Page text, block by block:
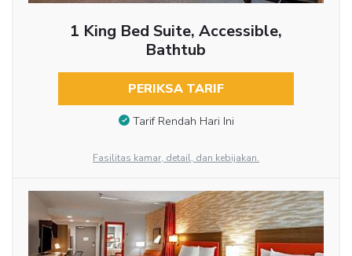
1 King Bed Suite, Accessible,
Bathtub
PERIKSA TARIF
Tarif Rendah Hari Ini
Fasilitas kamar, detail, dan kebijakan.